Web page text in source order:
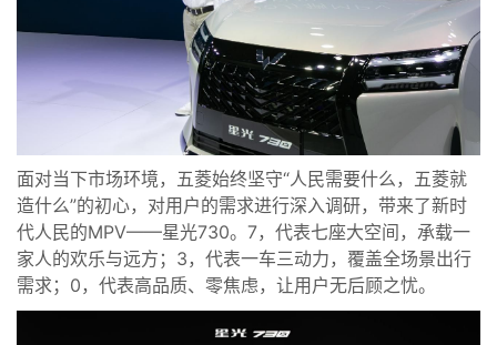
面对当下市场环境，五菱始终坚守“人民需要什么，五菱就
造什么”的初心，对用户的需求进行深入调研，带来了新时
代人民的MPV——星光730。7，代表七座大空间，承载一
家人的欢乐与远方；3，代表一车三动力，覆盖全场景出行
需求；0，代表高品质、零焦虑，让用户无后顾之忧。